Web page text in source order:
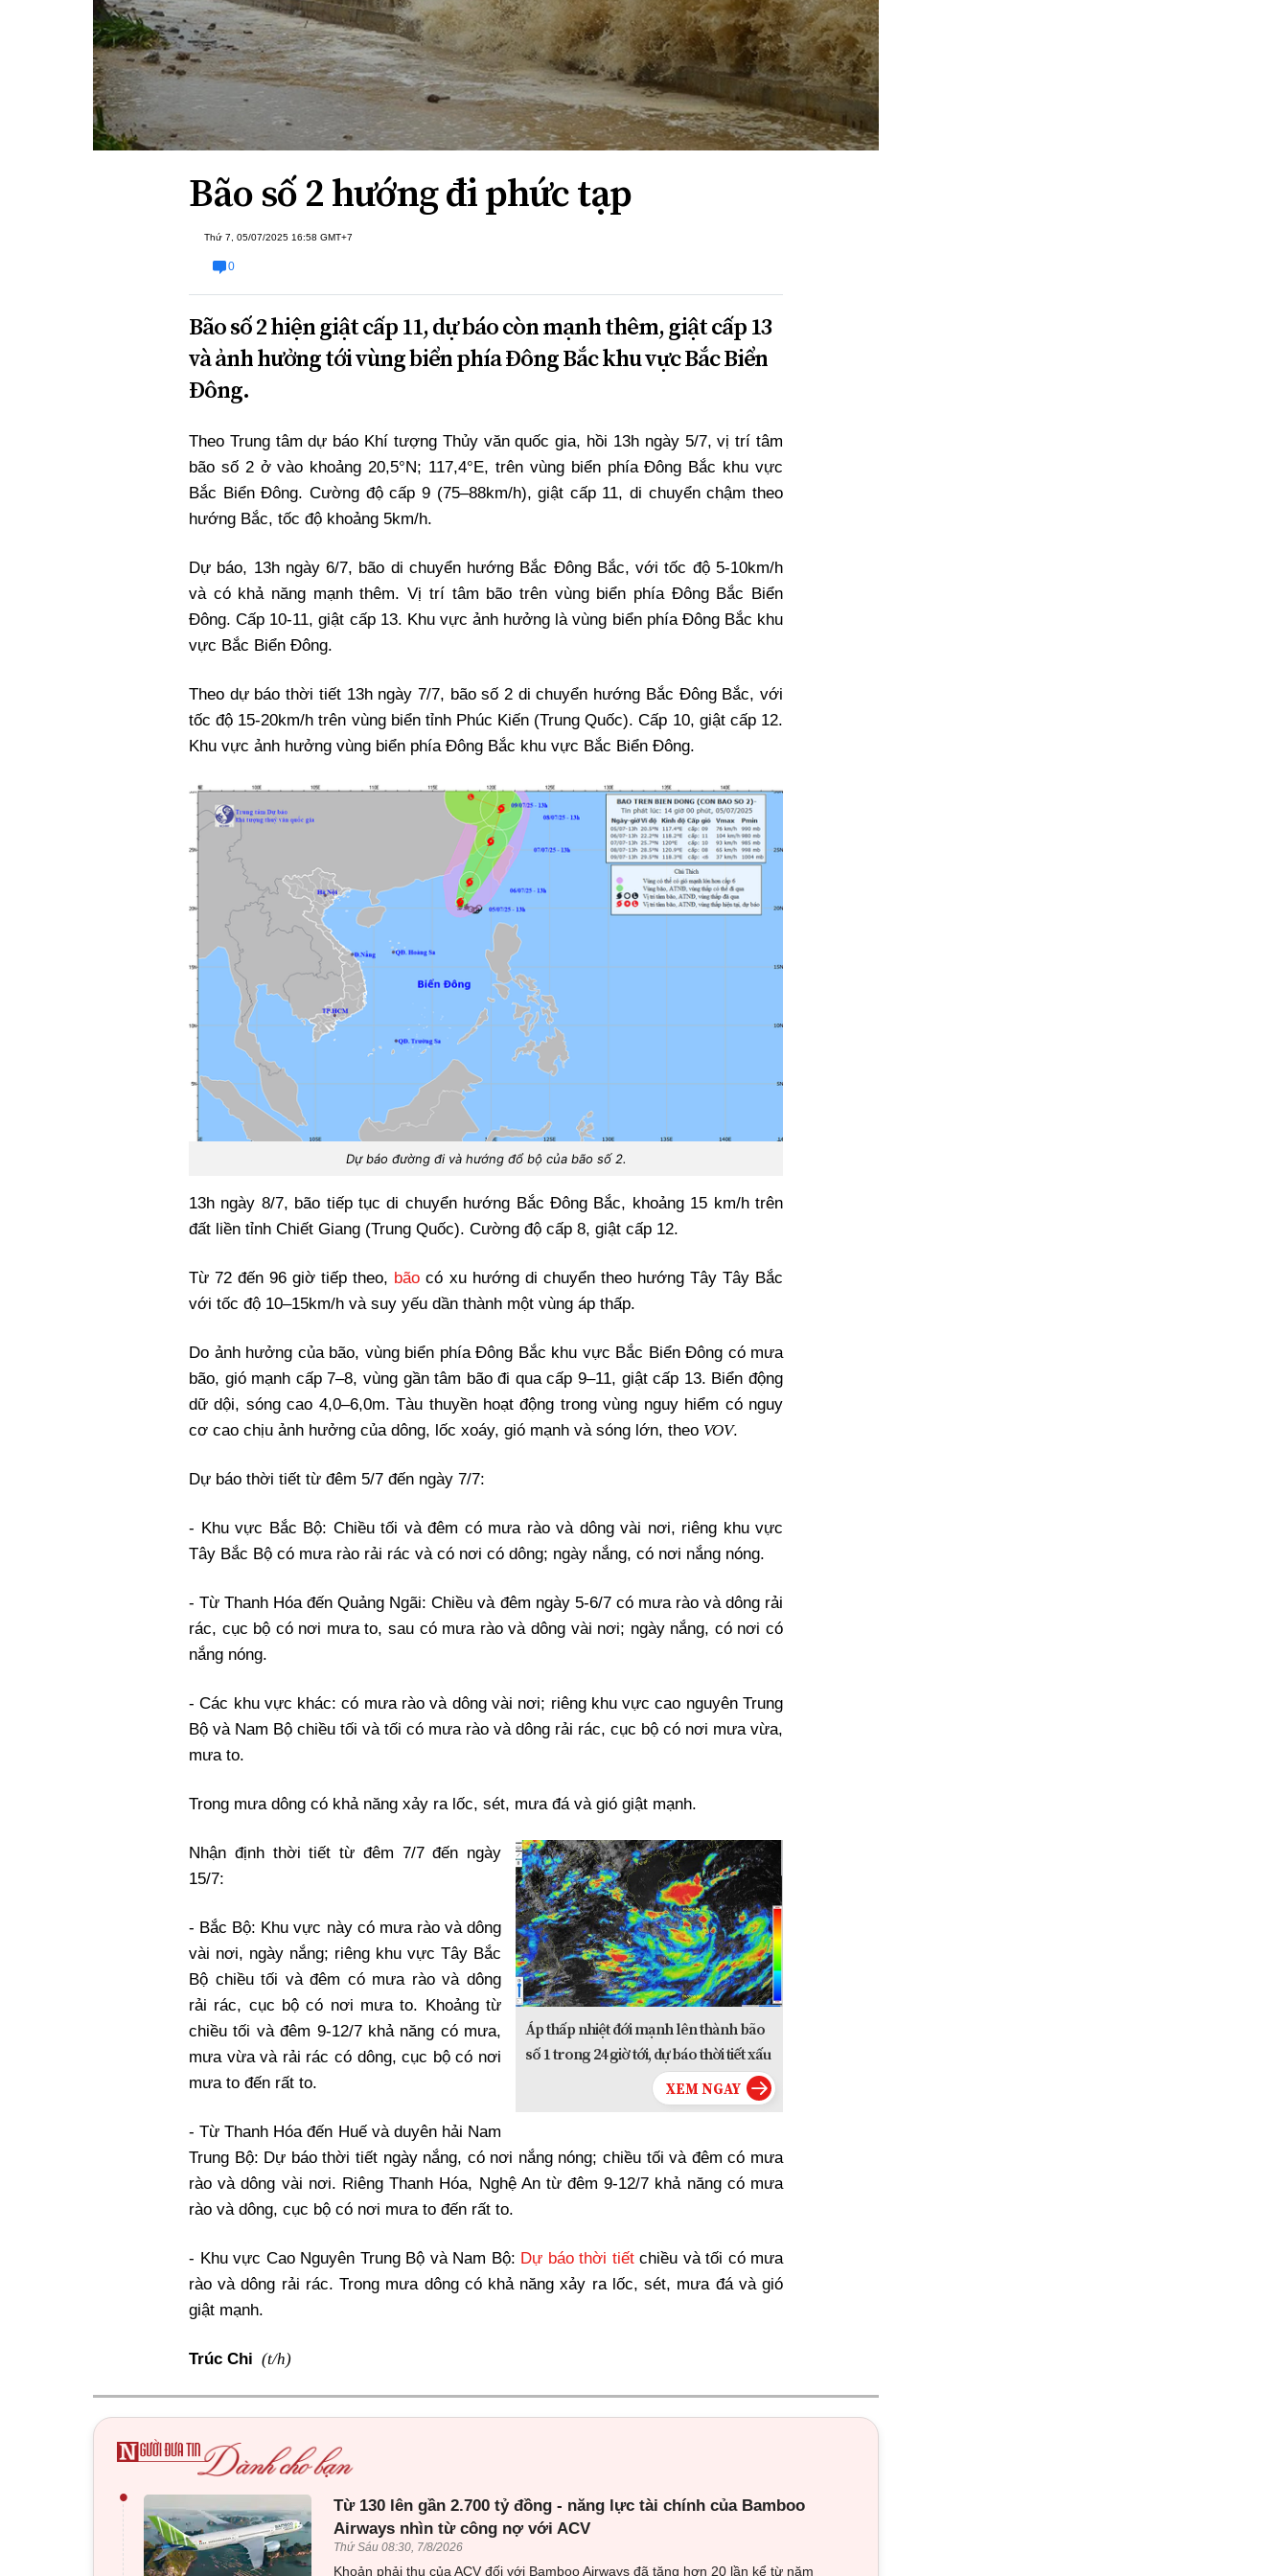
Xi nhan Trái Phải
Bạn đọc viết
Bão số 2 hướng đi phức tạp
Thứ 7, 05/07/2025 16:58 GMT+7
0
Bão số 2 hiện giật cấp 11, dự báo còn mạnh thêm, giật cấp 13
và ảnh hưởng tới vùng biển phía Đông Bắc khu vực Bắc Biển
Đông.
Theo Trung tâm dự báo Khí tượng Thủy văn quốc gia, hồi 13h ngày 5/7, vị trí tâm
bão số 2 ở vào khoảng 20,5°N; 117,4°E, trên vùng biển phía Đông Bắc khu vực
Bắc Biển Đông. Cường độ cấp 9 (75–88km/h), giật cấp 11, di chuyển chậm theo
hướng Bắc, tốc độ khoảng 5km/h.
Dự báo, 13h ngày 6/7, bão di chuyển hướng Bắc Đông Bắc, với tốc độ 5-10km/h
và có khả năng mạnh thêm. Vị trí tâm bão trên vùng biển phía Đông Bắc Biển
Đông. Cấp 10-11, giật cấp 13. Khu vực ảnh hưởng là vùng biển phía Đông Bắc khu
vực Bắc Biển Đông.
Theo dự báo thời tiết 13h ngày 7/7, bão số 2 di chuyển hướng Bắc Đông Bắc, với
tốc độ 15-20km/h trên vùng biển tỉnh Phúc Kiến (Trung Quốc). Cấp 10, giật cấp 12.
Khu vực ảnh hưởng vùng biển phía Đông Bắc khu vực Bắc Biển Đông.
Dự báo đường đi và hướng đổ bộ của bão số 2.
13h ngày 8/7, bão tiếp tục di chuyển hướng Bắc Đông Bắc, khoảng 15 km/h trên
đất liền tỉnh Chiết Giang (Trung Quốc). Cường độ cấp 8, giật cấp 12.
Từ 72 đến 96 giờ tiếp theo, bão có xu hướng di chuyển theo hướng Tây Tây Bắc
với tốc độ 10–15km/h và suy yếu dần thành một vùng áp thấp.
Do ảnh hưởng của bão, vùng biển phía Đông Bắc khu vực Bắc Biển Đông có mưa
bão, gió mạnh cấp 7–8, vùng gần tâm bão đi qua cấp 9–11, giật cấp 13. Biển động
dữ dội, sóng cao 4,0–6,0m. Tàu thuyền hoạt động trong vùng nguy hiểm có nguy
cơ cao chịu ảnh hưởng của dông, lốc xoáy, gió mạnh và sóng lớn, theo VOV.
Dự báo thời tiết từ đêm 5/7 đến ngày 7/7:
- Khu vực Bắc Bộ: Chiều tối và đêm có mưa rào và dông vài nơi, riêng khu vực
Tây Bắc Bộ có mưa rào rải rác và có nơi có dông; ngày nắng, có nơi nắng nóng.
- Từ Thanh Hóa đến Quảng Ngãi: Chiều và đêm ngày 5-6/7 có mưa rào và dông rải
rác, cục bộ có nơi mưa to, sau có mưa rào và dông vài nơi; ngày nắng, có nơi có
nắng nóng.
- Các khu vực khác: có mưa rào và dông vài nơi; riêng khu vực cao nguyên Trung
Bộ và Nam Bộ chiều tối và tối có mưa rào và dông rải rác, cục bộ có nơi mưa vừa,
mưa to.
Trong mưa dông có khả năng xảy ra lốc, sét, mưa đá và gió giật mạnh.
Áp thấp nhiệt đới mạnh lên thành bão
số 1 trong 24 giờ tới, dự báo thời tiết xấu
Nhận định thời tiết từ đêm 7/7 đến ngày
15/7:
- Bắc Bộ: Khu vực này có mưa rào và dông
vài nơi, ngày nắng; riêng khu vực Tây Bắc
Bộ chiều tối và đêm có mưa rào và dông
rải rác, cục bộ có nơi mưa to. Khoảng từ
chiều tối và đêm 9-12/7 khả năng có mưa,
mưa vừa và rải rác có dông, cục bộ có nơi
mưa to đến rất to.
- Từ Thanh Hóa đến Huế và duyên hải Nam
Trung Bộ: Dự báo thời tiết ngày nắng, có nơi nắng nóng; chiều tối và đêm có mưa
rào và dông vài nơi. Riêng Thanh Hóa, Nghệ An từ đêm 9-12/7 khả năng có mưa
rào và dông, cục bộ có nơi mưa to đến rất to.
- Khu vực Cao Nguyên Trung Bộ và Nam Bộ: Dự báo thời tiếtchiều và tối có mưa
rào và dông rải rác. Trong mưa dông có khả năng xảy ra lốc, sét, mưa đá và gió
giật mạnh.
Trúc Chi (t/h)
•
Từ 130 lên gần 2.700 tỷ đồng - năng lực tài chính của Bamboo
Airways nhìn từ công nợ với ACV
Thứ Sáu 08:30, 7/8/2026
Khoản phải thu của ACV đối với Bamboo Airways đã tăng hơn 20 lần kể từ năm